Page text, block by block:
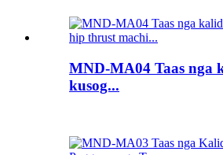
MND-MA04 Taas nga
kusog...